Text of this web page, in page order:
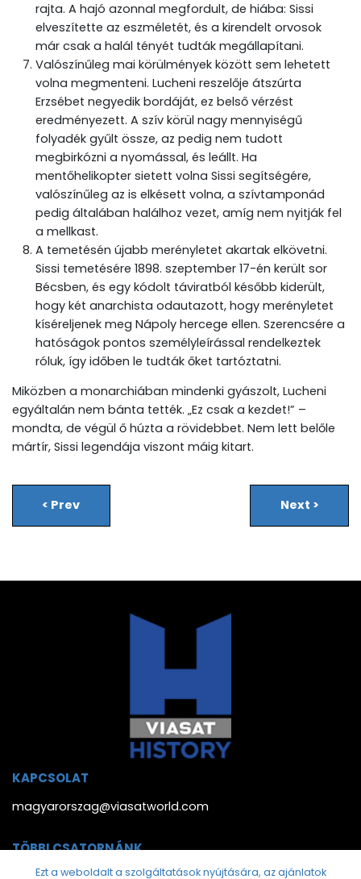
rajta. A hajó azonnal megfordult, de hiába: Sissi
elveszítette az eszméletét, és a kirendelt orvosok
már csak a halál tényét tudták megállapítani.
Valószínűleg mai körülmények között sem lehetett
volna megmenteni. Lucheni reszelője átszúrta
Erzsébet negyedik bordáját, ez belső vérzést
eredményezett. A szív körül nagy mennyiségű
folyadék gyűlt össze, az pedig nem tudott
megbirkózni a nyomással, és leállt. Ha
mentőhelikopter sietett volna Sissi segítségére,
valószínűleg az is elkésett volna, a szívtamponád
pedig általában halálhoz vezet, amíg nem nyitják fel
a mellkast.
A temetésén újabb merényletet akartak elkövetni.
Sissi temetésére 1898. szeptember 17-én került sor
Bécsben, és egy kódolt táviratból később kiderült,
hogy két anarchista odautazott, hogy merényletet
kíséreljenek meg Nápoly hercege ellen. Szerencsére a
hatóságok pontos személyleírással rendelkeztek
róluk, így időben le tudták őket tartóztatni.
Miközben a monarchiában mindenki gyászolt, Lucheni
egyáltalán nem bánta tették. „Ez csak a kezdet!” –
mondta, de végül ő húzta a rövidebbet. Nem lett belőle
mártír, Sissi legendája viszont máig kitart.
< Prev Next >
KAPCSOLAT
magyarorszag@viasatworld.com
TÖBBI CSATORNÁNK
Ezt a weboldalt a szolgáltatások nyújtására, az ajánlatok